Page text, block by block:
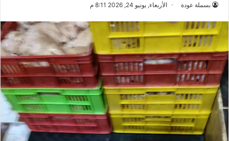
بسملة عودة الأربعاء, يونيو 24, 2026 8:11 م